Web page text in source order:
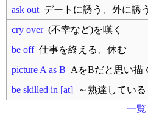
ask out デートに誘う、外に誘
cry over(不幸など)を嘆く
be off仕事を終える、休む
picture A as B AをBだと思い描
be skilled in [at] ～熟達している
一覧